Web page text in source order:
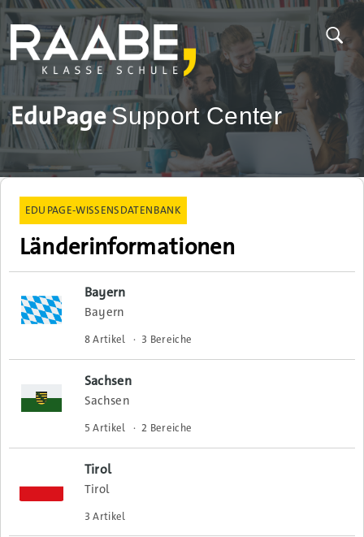
EduPageSupport Center
EDUPAGE-WISSENSDATENBANK
Länderinformationen
Bayern
Bayern
8 Artikel 3 Bereiche
Sachsen
Sachsen
5 Artikel 2 Bereiche
Tirol
Tirol
3 Artikel